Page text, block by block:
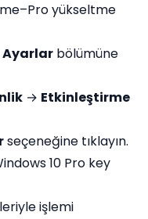
yükseltme
Ayarlar bölümüne
→ Etkinleştirme
seçeneğine tıklayın.
10 Pro key
işlemi